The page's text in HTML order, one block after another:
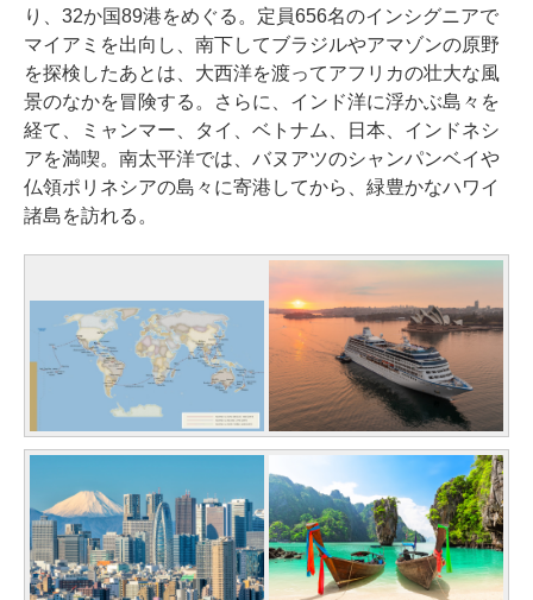
り、32か国89港をめぐる。定員656名のインシグニアで
マイアミを出向し、南下してブラジルやアマゾンの原野
を探検したあとは、大西洋を渡ってアフリカの壮大な風
景のなかを冒険する。さらに、インド洋に浮かぶ島々を
経て、ミャンマー、タイ、ベトナム、日本、インドネシ
アを満喫。南太平洋では、バヌアツのシャンパンベイや
仏領ポリネシアの島々に寄港してから、緑豊かなハワイ
諸島を訪れる。